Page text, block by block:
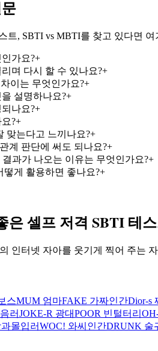
트, SBTI vs MBTI를 찾고 있다면
가요?+
며 다시 할 수 있나요?+
이는 무엇인가요?+
설명하나요?+
나요?+
?+
맞는다고 느끼나요?+
계 판단에 써도 되나요?+
과가 나오는 이유는 무엇인가요?+
떻게 활용하면 좋나요?+
은 셀프 저격 SBTI 테
인터넷 자아를 웃기게 찍어 주는
스MUM 엄마FAKE 가짜인간Dior-s
러JOKE-R 광대POOR 빈털터리
몰입러WOC! 와씨인간DRUNK 술